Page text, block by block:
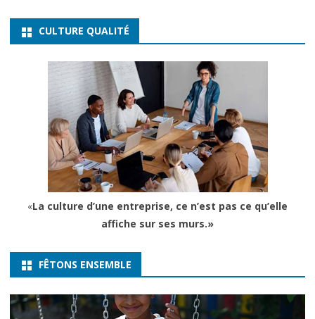
CULTURE QUALITÉ
«La culture d’une entreprise, ce n’est pas ce qu’elle
affiche sur ses murs.»
FÊTONS ENSEMBLE